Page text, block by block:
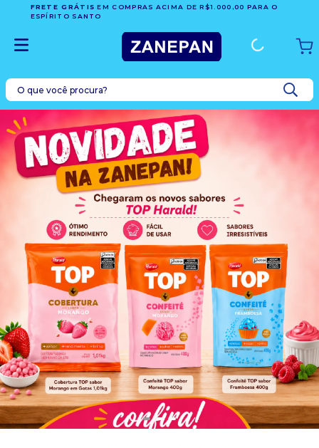
FRETE GRÁTIS EM COMPRAS ACIMA DE R$1.000,00 PARA O
ESPÍRITO SANTO